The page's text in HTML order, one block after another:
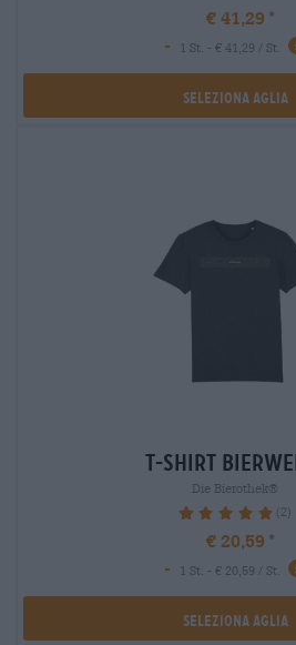
€ 41,29
-
1 St. - € 41,29 / St.
Seleziona Aglia
t-shirt
Die Bierothek®
100% (2)
€ 20,59
-
1 St. - € 20,59 / St.
Seleziona Aglia